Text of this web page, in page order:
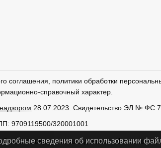
соглашения, политики обработки
справочный характер.
28.07.2023. Свидетельство ЭЛ № ФС
9709119500/320001001
персональных данных
сведения об использовании